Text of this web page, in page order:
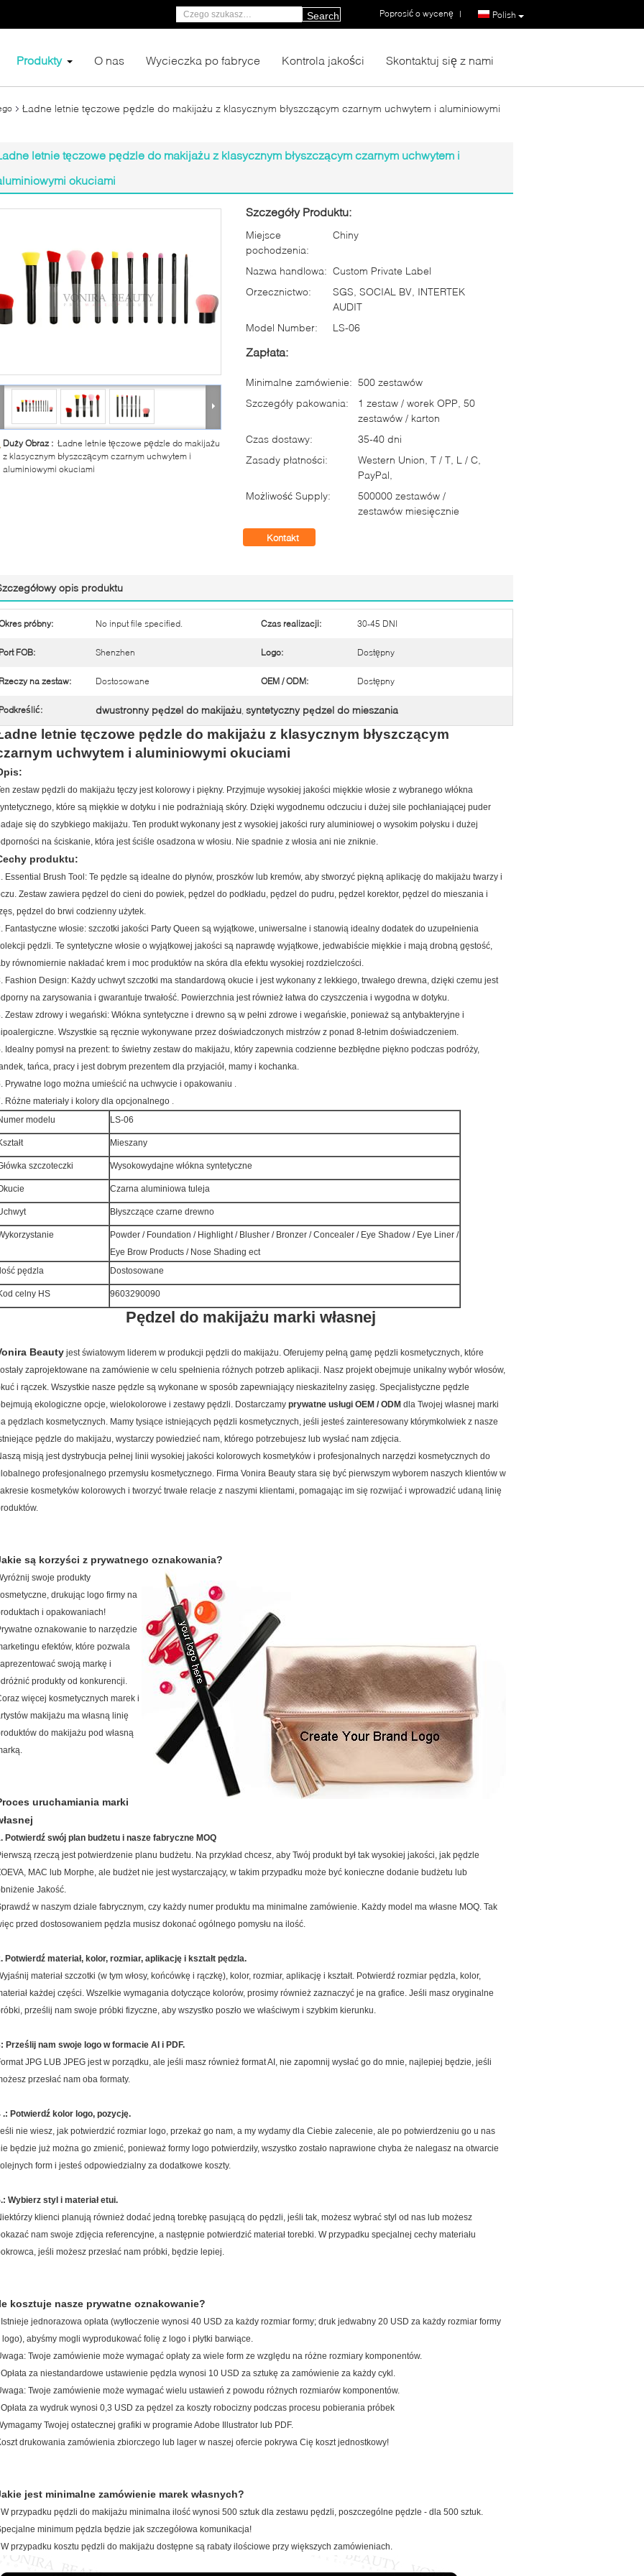
Polish
Poprosić o wycenę |
Search
Produkty O nas Wycieczka po fabryce Kontrola jakości Skontaktuj się z nami
Ładne letnie tęczowe pędzle do makijażu z klasycznym błyszczącym czarnym uchwytem i aluminiowymi
letnie tęczowe pędzle do makijażu z klasycznym błyszczącym czarnym uchwytem i
okuciami
Duży Obraz : Ładne letnie tęczowe pędzle do makijażu
z klasycznym błyszczącym czarnym uchwytem i
aluminiowymi okuciami
Szczegóły Produktu:
Miejsce
pochodzenia:
Chiny
Nazwa handlowa: Custom Private Label
Orzecznictwo:
SGS, SOCIAL BV, INTERTEK
AUDIT
Model Number:
LS-06
Zapłata:
Minimalne zamówienie: 500 zestawów
Szczegóły pakowania:
1 zestaw / worek OPP, 50
zestawów / karton
Czas dostawy:
35-40 dni
Zasady płatności:
Western Union, T / T, L / C,
PayPal,
Możliwość Supply:
500000 zestawów /
zestawów miesięcznie
Kontakt
opis produktu
próbny: No input file specified. Czas realizacji: 30-45 DNI
Port FOB: Shenzhen Logo: Dostępny
Rzeczy na zestaw: Dostosowane OEM / ODM: Dostępny
Podkreślić: dwustronny pędzel do makijażu, syntetyczny pędzel do mieszania
letnie tęczowe pędzle do makijażu z klasycznym błyszczącym
uchwytem i aluminiowymi okuciami
zestaw pędzli do makijażu tęczy jest kolorowy i piękny. Przyjmuje wysokiej jakości miękkie włosie z wybranego włókna
które są miękkie w dotyku i nie podrażniają skóry. Dzięki wygodnemu odczuciu i dużej sile pochłaniającej puder
się do szybkiego makijażu. Ten produkt wykonany jest z wysokiej jakości rury aluminiowej o wysokim połysku i dużej
na ściskanie, która jest ściśle osadzona w włosiu. Nie spadnie z włosia ani nie zniknie.
produktu:
Essential Brush Tool: Te pędzle są idealne do płynów, proszków lub kremów, aby stworzyć piękną aplikację do makijażu twarzy i
Zestaw zawiera pędzel do cieni do powiek, pędzel do podkładu, pędzel do pudru, pędzel korektor, pędzel do mieszania i
pędzel do brwi codzienny użytek.
Fantastyczne włosie: szczotki jakości Party Queen są wyjątkowe, uniwersalne i stanowią idealny dodatek do uzupełnienia
pędzli. Te syntetyczne włosie o wyjątkowej jakości są naprawdę wyjątkowe, jedwabiście miękkie i mają drobną gęstość,
równomiernie nakładać krem ​​i moc produktów na skóra dla efektu wysokiej rozdzielczości.
Fashion Design: Każdy uchwyt szczotki ma standardową okucie i jest wykonany z lekkiego, trwałego drewna, dzięki czemu jest
na zarysowania i gwarantuje trwałość. Powierzchnia jest również łatwa do czyszczenia i wygodna w dotyku.
Zestaw zdrowy i wegański: Włókna syntetyczne i drewno są w pełni zdrowe i wegańskie, ponieważ są antybakteryjne i
Wszystkie są ręcznie wykonywane przez doświadczonych mistrzów z ponad 8-letnim doświadczeniem.
Idealny pomysł na prezent: to świetny zestaw do makijażu, który zapewnia codzienne bezbłędne piękno podczas podróży,
tańca, pracy i jest dobrym prezentem dla przyjaciół, mamy i kochanka.
Prywatne logo można umieścić na uchwycie i opakowaniu .
Różne materiały i kolory dla opcjonalnego .
modelu LS-06
Mieszany
szczoteczki Wysokowydajne włókna syntetyczne
Czarna aluminiowa tuleja
Błyszczące czarne drewno
Powder / Foundation / Highlight / Blusher / Bronzer / Concealer / Eye Shadow / Eye Liner /
Eye Brow Products / Nose Shading ect
Ilość pędzla
Dostosowane
celny HS 9603290090
Pędzel do makijażu marki własnej
Beauty jest światowym liderem w produkcji pędzli do makijażu. Oferujemy pełną gamę pędzli kosmetycznych, które
zaprojektowane na zamówienie w celu spełnienia różnych potrzeb aplikacji. Nasz projekt obejmuje unikalny wybór włosów,
i rączek. Wszystkie nasze pędzle są wykonane w sposób zapewniający nieskazitelny zasięg. Specjalistyczne pędzle
ekologiczne opcje, wielokolorowe i zestawy pędzli. Dostarczamy prywatne usługi OEM / ODM dla Twojej własnej marki
pędzlach kosmetycznych. Mamy tysiące istniejących pędzli kosmetycznych, jeśli jesteś zainteresowany którymkolwiek z nasze
pędzle do makijażu, wystarczy powiedzieć nam, którego potrzebujesz lub wysłać nam zdjęcia.
misją jest dystrybucja pełnej linii wysokiej jakości kolorowych kosmetyków i profesjonalnych narzędzi kosmetycznych do
profesjonalnego przemysłu kosmetycznego. Firma Vonira Beauty stara się być pierwszym wyborem naszych klientów w
kosmetyków kolorowych i tworzyć trwałe relacje z naszymi klientami, pomagając im się rozwijać i wprowadzić udaną linię
są korzyści z prywatnego oznakowania?
swoje produkty
drukując logo firmy na
i opakowaniach!
oznakowanie to narzędzie
efektów, które pozwala
swoją markę i
produkty od konkurencji.
więcej kosmetycznych marek i
makijażu ma własną linię
do makijażu pod własną
uruchamiania marki
Potwierdź swój plan budżetu i nasze fabryczne MOQ
rzeczą jest potwierdzenie planu budżetu. Na przykład chcesz, aby Twój produkt był tak wysokiej jakości, jak pędzle
MAC lub Morphe, ale budżet nie jest wystarczający, w takim przypadku może być konieczne dodanie budżetu lub
Jakość.
w naszym dziale fabrycznym, czy każdy numer produktu ma minimalne zamówienie. Każdy model ma własne MOQ. Tak
przed dostosowaniem pędzla musisz dokonać ogólnego pomysłu na ilość.
Potwierdź materiał, kolor, rozmiar, aplikację i kształt pędzla.
materiał szczotki (w tym włosy, końcówkę i rączkę), kolor, rozmiar, aplikację i kształt. Potwierdź rozmiar pędzla, kolor,
każdej części. Wszelkie wymagania dotyczące kolorów, prosimy również zaznaczyć je na grafice. Jeśli masz oryginalne
prześlij nam swoje próbki fizyczne, aby wszystko poszło we właściwym i szybkim kierunku.
Prześlij nam swoje logo w formacie AI i PDF.
JPG LUB JPEG jest w porządku, ale jeśli masz również format AI, nie zapomnij wysłać go do mnie, najlepiej będzie, jeśli
przesłać nam oba formaty.
.: Potwierdź kolor logo, pozycję.
nie wiesz, jak potwierdzić rozmiar logo, przekaż go nam, a my wydamy dla Ciebie zalecenie, ale po potwierdzeniu go u nas
będzie już można go zmienić, ponieważ formy logo potwierdziły, wszystko zostało naprawione chyba że nalegasz na otwarcie
form i jesteś odpowiedzialny za dodatkowe koszty.
Wybierz styl i materiał etui.
klienci planują również dodać jedną torebkę pasującą do pędzli, jeśli tak, możesz wybrać styl od nas lub możesz
nam swoje zdjęcia referencyjne, a następnie potwierdzić materiał torebki. W przypadku specjalnej cechy materiału
jeśli możesz przesłać nam próbki, będzie lepiej.
kosztuje nasze prywatne oznakowanie?
Istnieje jednorazowa opłata (wytłoczenie wynosi 40 USD za każdy rozmiar formy; druk jedwabny 20 USD za każdy rozmiar formy
logo), abyśmy mogli wyprodukować folię z logo i płytki barwiące.
Twoje zamówienie może wymagać opłaty za wiele form ze względu na różne rozmiary komponentów.
Opłata za niestandardowe ustawienie pędzla wynosi 10 USD za sztukę za zamówienie za każdy cykl.
Twoje zamówienie może wymagać wielu ustawień z powodu różnych rozmiarów komponentów.
Opłata za wydruk wynosi 0,3 USD za pędzel za koszty robocizny podczas procesu pobierania próbek
Twojej ostatecznej grafiki w programie Adobe Illustrator lub PDF.
drukowania zamówienia zbiorczego lub lager w naszej ofercie pokrywa Cię koszt jednostkowy!
jest minimalne zamówienie marek własnych?
W przypadku pędzli do makijażu minimalna ilość wynosi 500 sztuk dla zestawu pędzli, poszczególne pędzle - dla 500 sztuk.
minimum pędzla będzie jak szczegółowa komunikacja!
W przypadku kosztu pędzli do makijażu dostępne są rabaty ilościowe przy większych zamówieniach.